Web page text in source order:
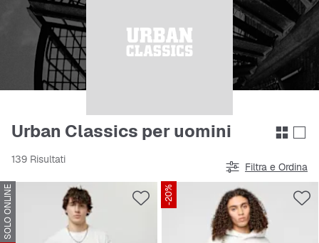
Urban Classics per uomini
139 Risultati
Filtra e Ordina
SOLO ONLINE -20%